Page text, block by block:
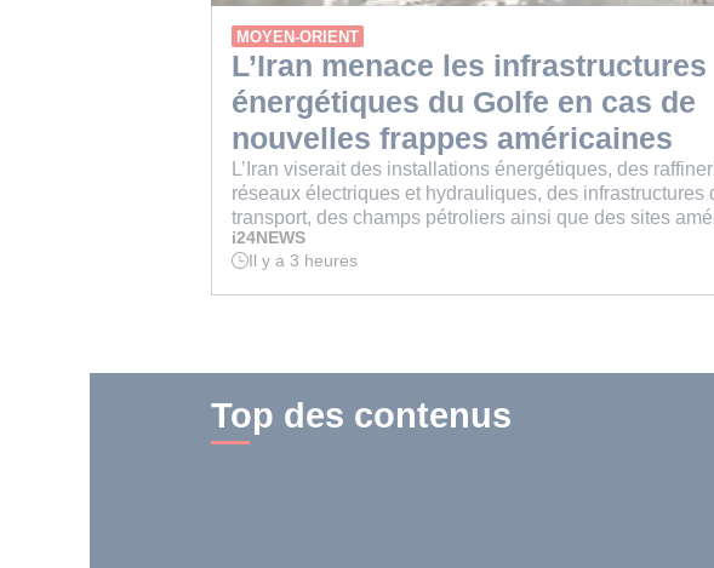
MOYEN-ORIENT
L’Iran menace les infrastructures
énergétiques du Golfe en cas de
nouvelles frappes américaines
L’Iran viserait des installations énergétiques, des
réseaux électriques et hydrauliques, des infrastructures
transport, des champs pétroliers ainsi que des sites
i24NEWS
Temps
Il y a 3 heures
Top des contenus